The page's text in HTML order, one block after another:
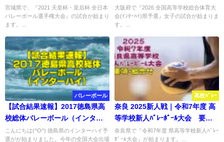
合結果
宮城県で、『2021 天皇杯・皇后杯 全日本
バレーボール選手権大会』の試合が始まり
ます。...
子結果
大阪府で『2026 全国高等学校総合体育大
会(ｲﾝﾀｰﾊｲ)県予選』女子の試合が始まりま
す。...
バレーボール
【試合結果速報】2017徳島県高
校総体バレーボール（インター
ハイ）
こんにちは(^O^) 徳島県のインターハイ予
選がが始まりました。今年の全国大会出場
高校ﾊﾞﾚｰ
奈良 2025新人戦｜令和7年度 高
等学校新人ﾊﾞﾚｰﾎﾞｰﾙ大会 要項･
組合せ
奈良県で『令和7年度 県高等学校新人ﾊﾞﾚｰ
ﾎﾞｰﾙ大会』が始まります。...